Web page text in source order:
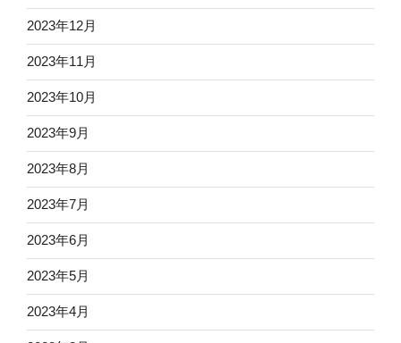
2023年12月
2023年11月
2023年10月
2023年9月
2023年8月
2023年7月
2023年6月
2023年5月
2023年4月